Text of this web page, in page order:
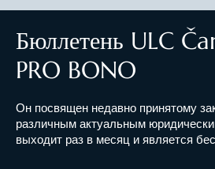
Бюллетень ULC
PRO BONO
Он посвящен недавно принятому
различным актуальным
выходит раз в месяц и является